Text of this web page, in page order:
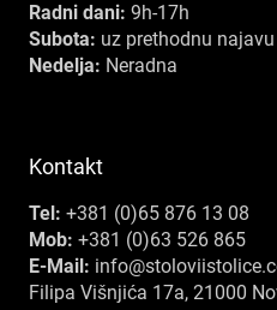
Radni dani: 9h-17h
Subota: uz prethodnu najavu
Nedelja: Neradna
Kontakt
Tel: +381 (0)65 876 13 08
Mob: +381 (0)63 526 865
E-Mail:
Filipa Višnjića 17a, 21000